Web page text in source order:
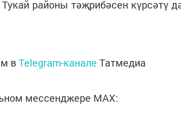
районы тәҗрибәсен күрсәтү
вTelegram-канале Татмедиа
мессенджере MАХ: